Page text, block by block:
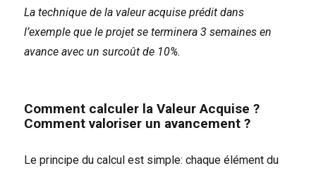
La technique de la valeur acquise prédit dans
l’exemple que le projet se terminera 3 semaines en
avance avec un surcoût de 10%.
Comment calculer la Valeur Acquise ?
Comment valoriser un avancement ?
Le principe du calcul est simple: chaque élément du